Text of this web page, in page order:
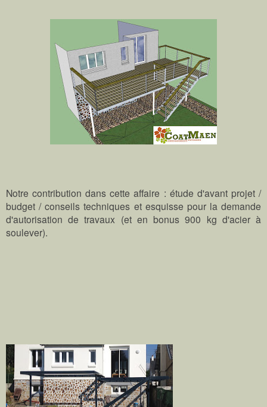
Notre contribution dans cette affaire : étude d'avant projet /
budget / conseils techniques et esquisse pour la demande
d'autorisation de travaux (et en bonus 900 kg d'acier à
soulever).